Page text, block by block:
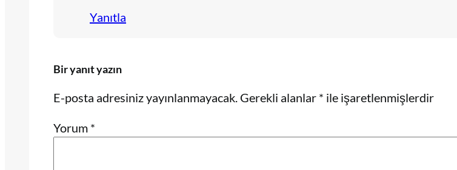
Yanıtla
Bir yanıt yazın
E-posta adresiniz yayınlanmayacak. Gerekli alanlar * ile işaretlenmişlerdir
Yorum *